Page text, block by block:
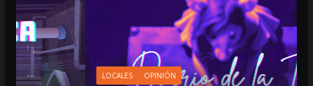
LOCALES OPINIÓN